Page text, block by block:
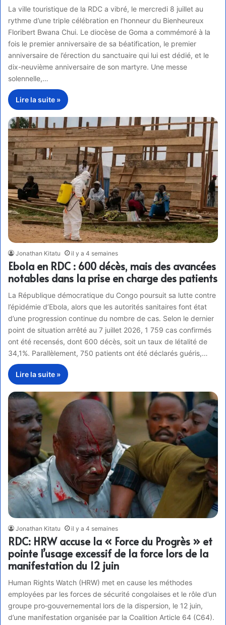
La ville touristique de la RDC a vibré, le mercredi 8 juillet au
rythme d’une triple célébration en l’honneur du Bienheureux
Floribert Bwana Chui. Le diocèse de Goma a commémoré à la
fois le premier anniversaire de sa béatification, le premier
anniversaire de l’érection du sanctuaire qui lui est dédié, et le
dix-neuvième anniversaire de son martyre. Une messe
solennelle,…
Lire la suite »
Jonathan Kitatu il y a 4 semaines
Ebola en RDC : 600 décès, mais des avancées
notables dans la prise en charge des patients
La République démocratique du Congo poursuit sa lutte contre
l’épidémie d’Ebola, alors que les autorités sanitaires font état
d’une progression continue du nombre de cas. Selon le dernier
point de situation arrêté au 7 juillet 2026, 1 759 cas confirmés
ont été recensés, dont 600 décès, soit un taux de létalité de
34,1%. Parallèlement, 750 patients ont été déclarés guéris,…
Lire la suite »
Jonathan Kitatu il y a 4 semaines
RDC: HRW accuse la « Force du Progrès » et
pointe l’usage excessif de la force lors de la
manifestation du 12 juin
Human Rights Watch (HRW) met en cause les méthodes
employées par les forces de sécurité congolaises et le rôle d’un
groupe pro‑gouvernemental lors de la dispersion, le 12 juin,
d’une manifestation organisée par la Coalition Article 64 (C64).